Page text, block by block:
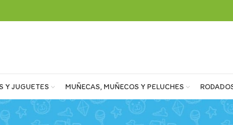
Y JUGUETES MUÑECAS, MUÑECOS Y PELUCHES